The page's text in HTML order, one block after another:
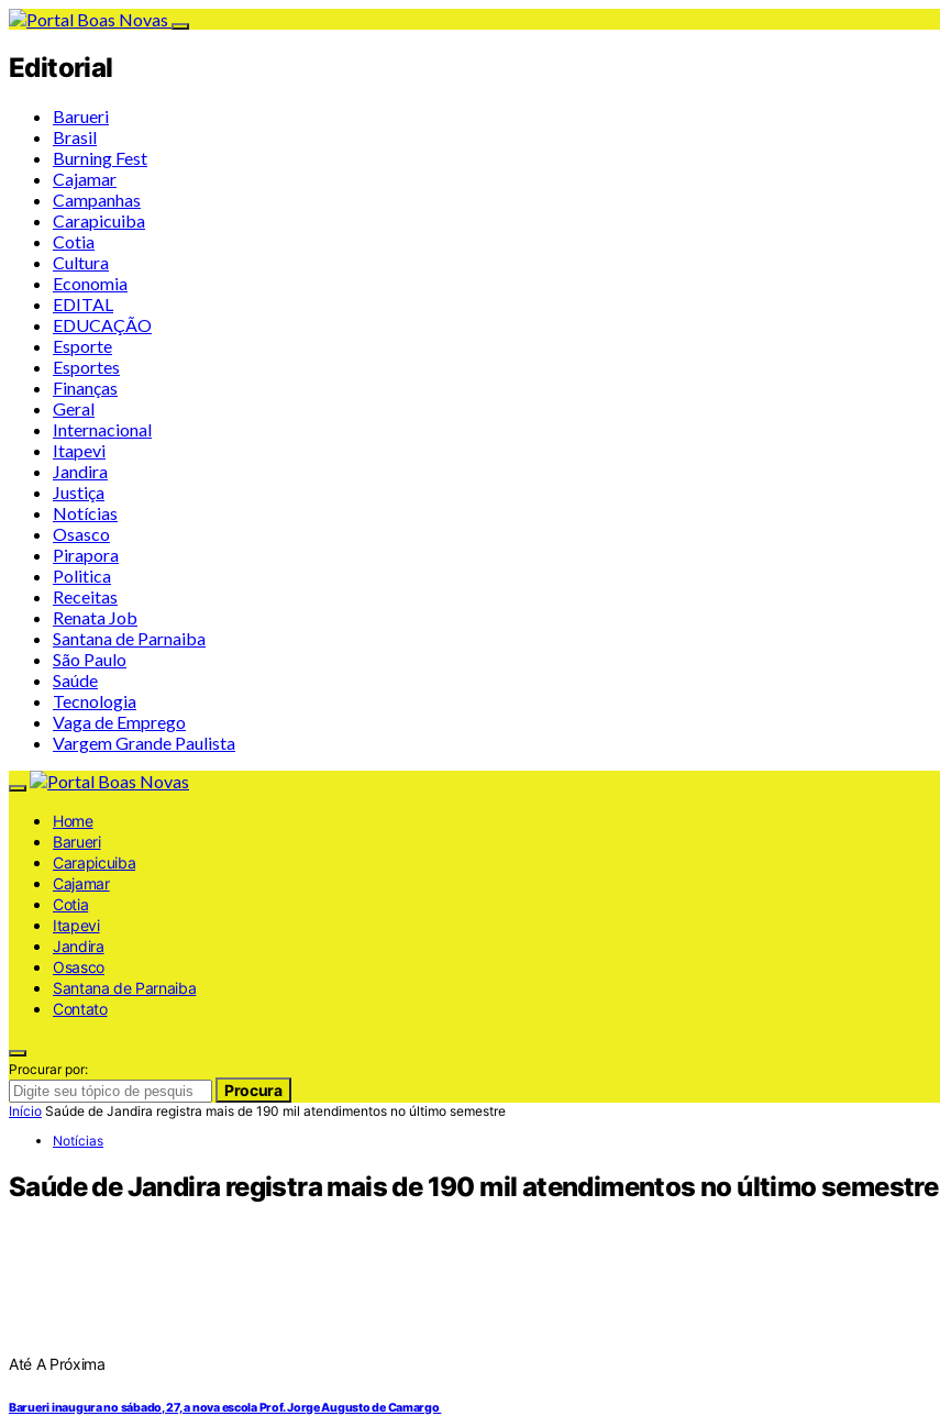
Editorial
Barueri
Brasil
Burning Fest
Cajamar
Campanhas
Carapicuiba
Cotia
Cultura
Economia
EDITAL
EDUCAÇÃO
Esporte
Esportes
Finanças
Geral
Internacional
Itapevi
Jandira
Justiça
Notícias
Osasco
Pirapora
Politica
Receitas
Renata Job
Santana de Parnaiba
São Paulo
Saúde
Tecnologia
Vaga de Emprego
Vargem Grande Paulista
Home
Barueri
Carapicuiba
Cajamar
Cotia
Itapevi
Jandira
Osasco
Santana de Parnaiba
Contato
Procurar por:
Procura
Início Saúde de Jandira registra mais de 190 mil atendimentos no último semestre
Notícias
Saúde de Jandira registra mais de 190 mil atendimentos no último semestre
Até A Próxima
Barueri inaugura no sábado, 27, a nova escola Prof. Jorge Augusto de Camargo